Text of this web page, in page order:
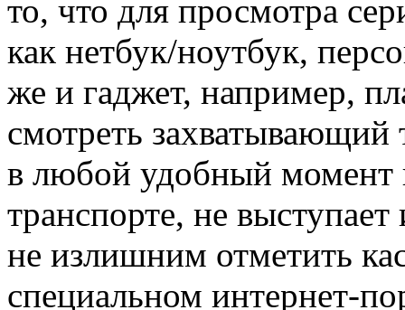
то, что для просмотра
как нетбук/ноутбук,
же и гаджет, например,
смотреть захватывающий
в любой удобный момент
транспорте, не
не излишним отметить
специальном интернет-